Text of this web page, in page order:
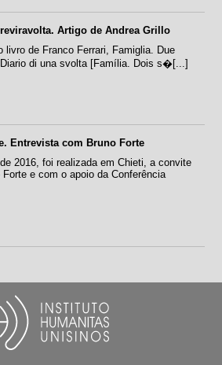
Artigo de Andrea Grillo
livro de Franco Ferrari, Famiglia. Due
Diario di una svolta [Família. Dois s�[...]
Entrevista com Bruno Forte
2016, foi realizada em Chieti, a convite
e com o apoio da Conferência